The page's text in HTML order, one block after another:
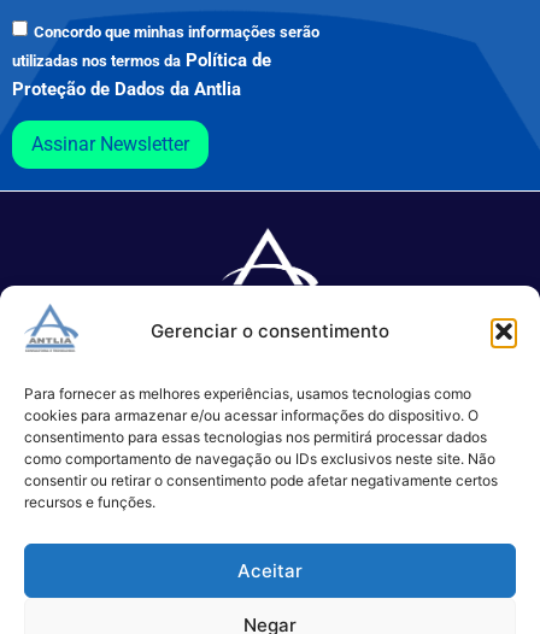
Gerenciar o consentimento
Para fornecer as melhores experiências, usamos tecnologias como
cookies para armazenar e/ou acessar informações do dispositivo. O
consentimento para essas tecnologias nos permitirá processar dados
como comportamento de navegação ou IDs exclusivos neste site. Não
consentir ou retirar o consentimento pode afetar negativamente certos
recursos e funções.
Aceitar
Negar
Concordo que minhas informações serão
utilizadas nos termos da Política de
Proteção de Dados da Antlia
Assinar Newsletter
TI.
(11) 3017-0999
São Paulo